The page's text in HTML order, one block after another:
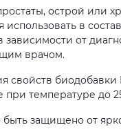
острой или
в
зависимости от
врачом.
свойств
температуре до
защищено от